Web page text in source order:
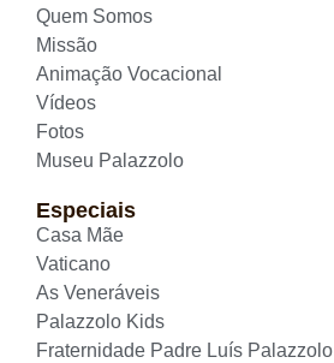
Quem Somos
Missão
Animação Vocacional
Vídeos
Fotos
Museu Palazzolo
Especiais
Casa Mãe
Vaticano
As Veneráveis
Palazzolo Kids
Fraternidade Padre Luís Palazzolo